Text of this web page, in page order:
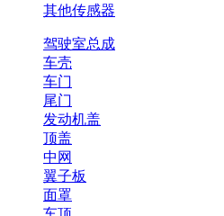
其他传感器
驾驶室总成
车壳
车门
尾门
发动机盖
顶盖
中网
翼子板
面罩